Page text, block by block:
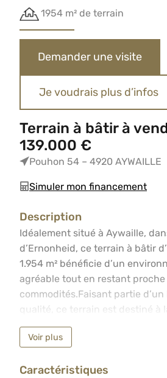
1954 m² de terrain
Demander une visite
Je voudrais plus d’infos
Terrain à bâtir à
139.000 €
Pouhon 54 – 4920 AYWAILLE
Simuler mon financement
Description
Idéalement situé à Aywaille,
Idéalement situé à Aywaille,
d’Ernonheid, ce terrain à bâtir
1.954 m² bénéficie d’un
agréable tout en restant proche
commodités.Faisant partie
qualité, ce terrain est destiné à
d’une habitation unifamiliale et
possibilités
superficie généreuse,
Voir plus
Caractéristiques